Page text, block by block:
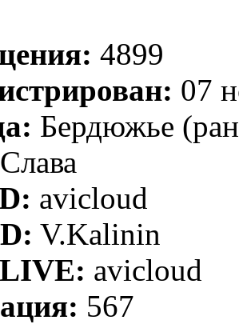
4899
07
Бердюжье
Слава
avicloud
V.Kalinin
avicloud
567